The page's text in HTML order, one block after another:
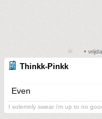
•
Thinkk-Pinkk
Even
I solemnly swear i'm up to no